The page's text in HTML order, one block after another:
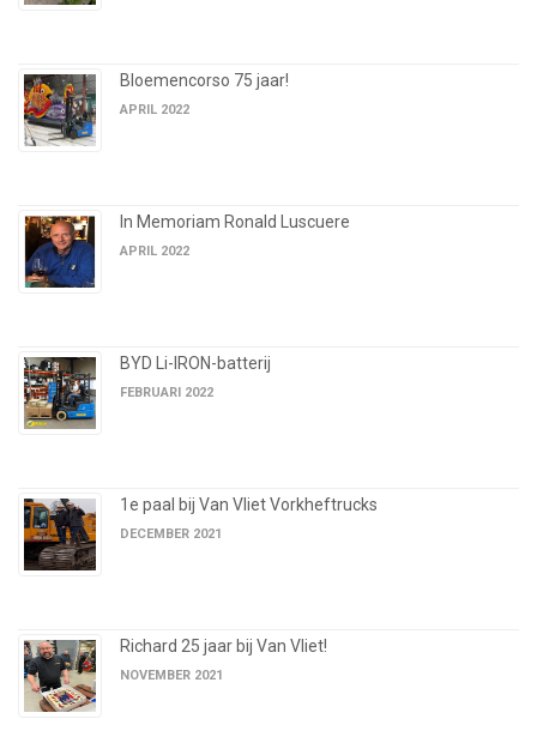
Bloemencorso 75 jaar!
APRIL 2022
In Memoriam Ronald Luscuere
APRIL 2022
BYD Li-IRON-batterij
FEBRUARI 2022
1e paal bij Van Vliet Vorkheftrucks
DECEMBER 2021
Richard 25 jaar bij Van Vliet!
NOVEMBER 2021